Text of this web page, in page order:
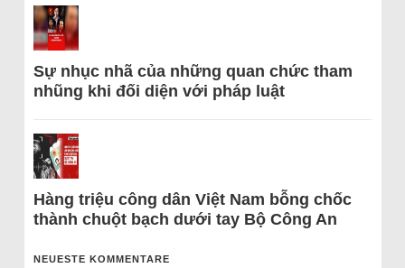
Sự nhục nhã của những quan chức tham
nhũng khi đối diện với pháp luật
Hàng triệu công dân Việt Nam bỗng chốc
thành chuột bạch dưới tay Bộ Công An
NEUESTE KOMMENTARE